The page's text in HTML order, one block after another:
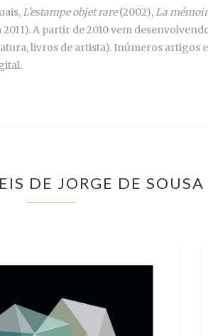
L'estampe objet rare(2002),La
A partir de 2010 vem
livros de artista). Inúmeros artigos
DE JORGE DE